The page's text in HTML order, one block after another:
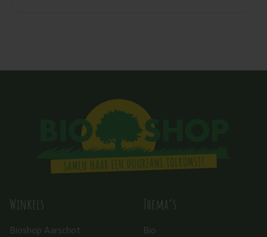
Winkels
Bioshop Aarschot
Thema’s
Bio